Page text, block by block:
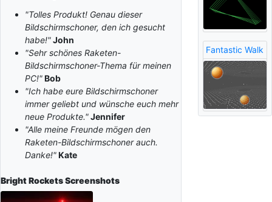
"Tolles Produkt! Genau dieser
Bildschirmschoner, den ich gesucht
habe!"John
"Sehr schönes Raketen-
Bildschirmschoner-Thema für meinen
PC!"Bob
"Ich habe eure Bildschirmschoner
immer geliebt und wünsche euch mehr
neue Produkte."Jennifer
"Alle meine Freunde mögen den
Raketen-Bildschirmschoner auch.
Danke!"Kate
Bright RocketsScreenshots
Fantastic Walk